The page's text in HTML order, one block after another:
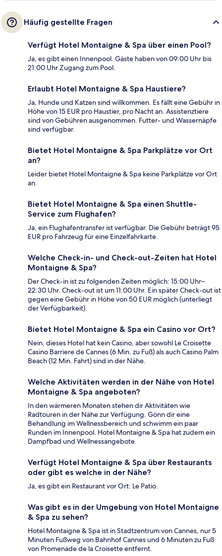
Häufig gestellte Fragen
Verfügt Hotel Montaigne & Spa über einen Pool?
Ja, es gibt einen Innenpool. Gäste haben von 09:00 Uhr bis
21:00 Uhr Zugang zum Pool.
Erlaubt Hotel Montaigne & Spa Haustiere?
Ja, Hunde und Katzen sind willkommen. Es fällt eine Gebühr in
Höhe von 15 EUR pro Haustier, pro Nacht an. Assistenztiere
sind von Gebühren ausgenommen. Futter- und Wassernäpfe
sind verfügbar.
Bietet Hotel Montaigne & Spa Parkplätze vor Ort
an?
Leider bietet Hotel Montaigne & Spa keine Parkplätze vor Ort
an.
Bietet Hotel Montaigne & Spa einen Shuttle-
Service zum Flughafen?
Ja, ein Flughafentransfer ist verfügbar. Die Gebühr beträgt 95
EUR pro Fahrzeug für eine Einzelfahrkarte.
Welche Check-in- und Check-out-Zeiten hat Hotel
Montaigne & Spa?
Der Check-in ist zu folgenden Zeiten möglich: 15:00 Uhr–
22:30 Uhr. Check-out ist um 11:00 Uhr. Ein später Check-out ist
gegen eine Gebühr in Höhe von 50 EUR möglich (unterliegt
der Verfügbarkeit).
Bietet Hotel Montaigne & Spa ein Casino vor Ort?
Nein, dieses Hotel hat kein Casino, aber sowohl Le Croisette
Casino Barriere de Cannes (6 Min. zu Fuß) als auch Casino Palm
Beach (12 Min. Fahrt) sind in der Nähe.
Welche Aktivitäten werden in der Nähe von Hotel
Montaigne & Spa angeboten?
In den wärmeren Monaten stehen dir Aktivitäten wie
Radtouren in der Nähe zur Verfügung. Gönn dir eine
Behandlung im Wellnessbereich und schwimm ein paar
Runden im Innenpool. Hotel Montaigne & Spa hat zudem ein
Dampfbad und Wellnessangebote.
Verfügt Hotel Montaigne & Spa über Restaurants
oder gibt es welche in der Nähe?
Ja, es gibt ein Restaurant vor Ort: Le Patio.
Was gibt es in der Umgebung von Hotel Montaigne
& Spa zu sehen?
Hotel Montaigne & Spa ist in Stadtzentrum von Cannes, nur 5
Minuten Fußweg von Bahnhof Cannes und 6 Minuten zu Fuß
von Promenade de la Croisette entfernt.